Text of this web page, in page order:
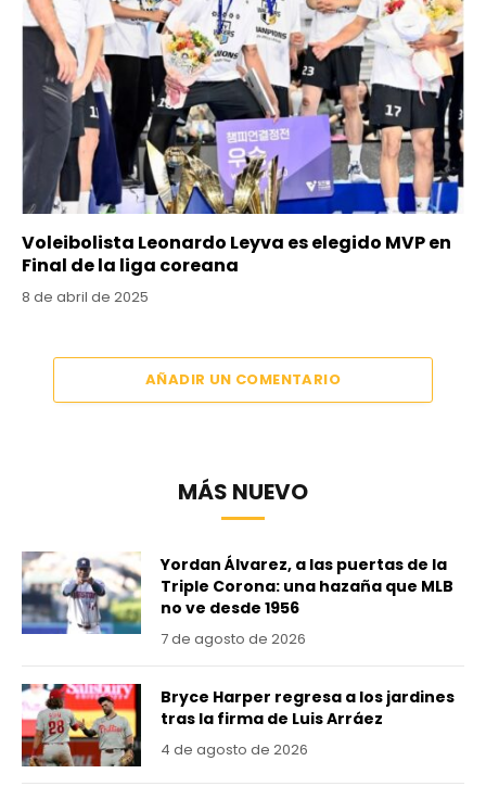
Voleibolista Leonardo Leyva es elegido MVP en
Final de la liga coreana
8 de abril de 2025
AÑADIR UN COMENTARIO
MÁS NUEVO
Yordan Álvarez, a las puertas de la
Triple Corona: una hazaña que MLB
no ve desde 1956
7 de agosto de 2026
Bryce Harper regresa a los jardines
tras la firma de Luis Arráez
4 de agosto de 2026